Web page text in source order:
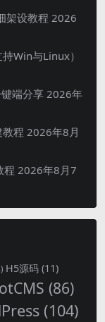
架设教程 2026
Win与Linux）
端分享 2026年
程 2026年8月
程 2026年8月7
H5源码 (11)
(86)
(104)